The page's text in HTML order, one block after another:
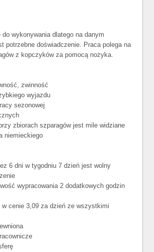
wykonywania dlatego na danym
potrzebne doświadczenie. Praca polega na
z kopczyków za pomocą nożyka.
zwinność
wyjazdu
sezonowej
zbiorach szparagów jest mile widziane
niemieckiego
6 dni w tygodniu 7 dzień jest wolny
wypracowania 2 dodatkowych godzin
w cenie 3,09 za dzień ze wszystkimi